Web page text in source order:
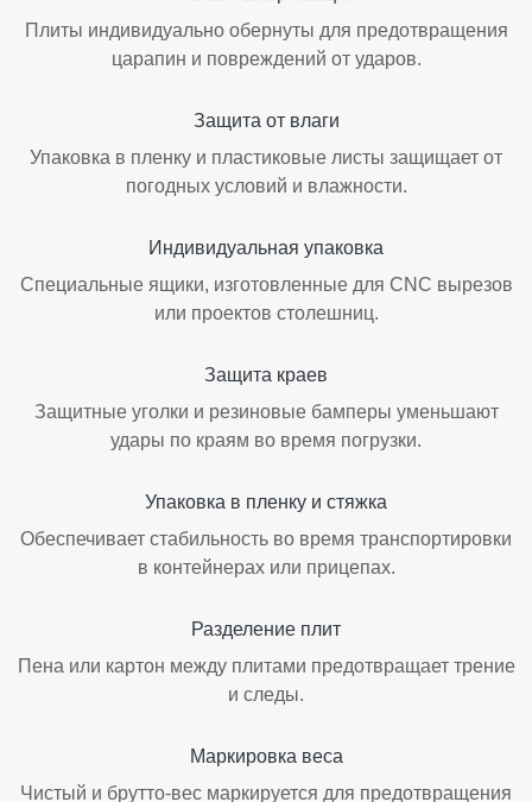
Плиты индивидуально обернуты для предотвращения
царапин и повреждений от ударов.
Защита от влаги
Упаковка в пленку и пластиковые листы защищает от
погодных условий и влажности.
Индивидуальная упаковка
Специальные ящики, изготовленные для CNC вырезов
или проектов столешниц.
Защита краев
Защитные уголки и резиновые бамперы уменьшают
удары по краям во время погрузки.
Упаковка в пленку и стяжка
Обеспечивает стабильность во время транспортировки
в контейнерах или прицепах.
Разделение плит
Пена или картон между плитами предотвращает трение
и следы.
Маркировка веса
Чистый и брутто-вес маркируется для предотвращения